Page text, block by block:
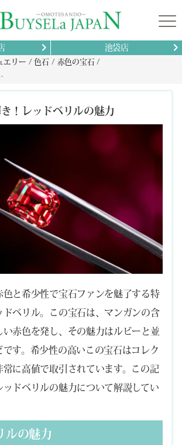
池袋店
エリー 色石
赤色の宝石
リルの魅力
！レッドベリルの魅力
色と希少性で宝石ファンを魅了する特
ドベリル。この宝石は、マンガンの含
い赤色を発し、その魅力はルビーと並
です。希少性の高いこの宝石はコレク
常に高値で取引されています。この記
ッドベリルの魅力について解説してい
ルの魅力